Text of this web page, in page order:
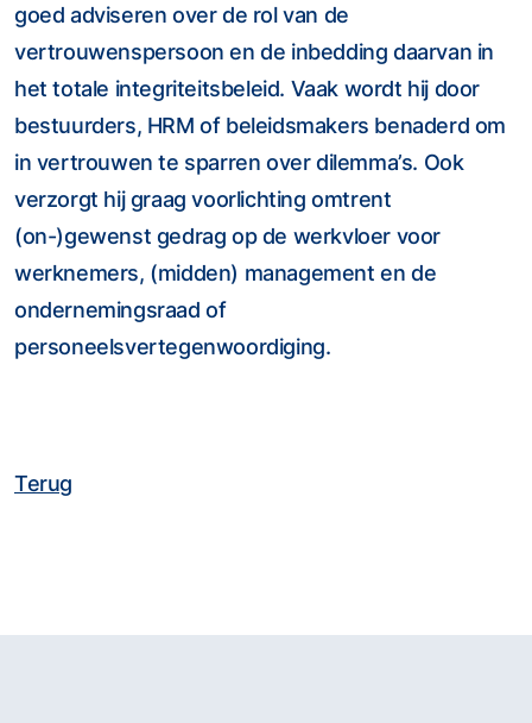
Terug
goed adviseren over de rol van de
vertrouwenspersoon en de inbedding daarvan in
het totale integriteitsbeleid. Vaak wordt hij door
bestuurders, HRM of beleidsmakers benaderd om
in vertrouwen te sparren over dilemma’s. Ook
verzorgt hij graag voorlichting omtrent
(on-)gewenst gedrag op de werkvloer voor
werknemers, (midden) management en de
ondernemingsraad of
personeelsvertegenwoordiging.